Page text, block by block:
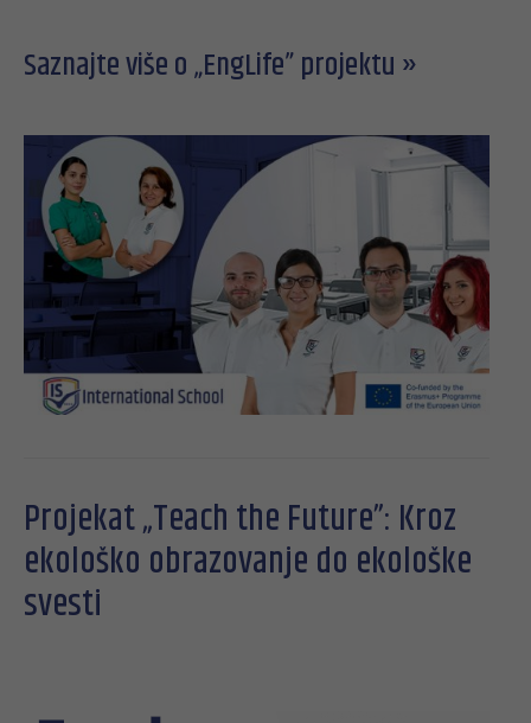
Saznajte više o „EngLife” projektu »
Projekat „Teach the Future”: Kroz
ekološko obrazovanje do ekološke
svesti